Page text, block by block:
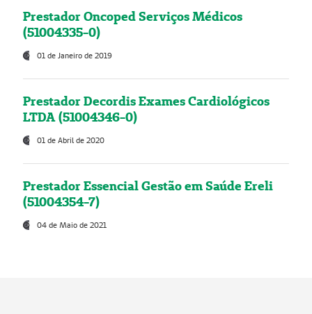
Prestador Oncoped Serviços Médicos
(51004335-0)
01 de Janeiro de 2019
Prestador Decordis Exames Cardiológicos
LTDA (51004346-0)
01 de Abril de 2020
Prestador Essencial Gestão em Saúde Ereli
(51004354-7)
04 de Maio de 2021